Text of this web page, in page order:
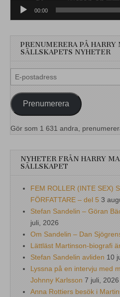
00:00
PRENUMERERA PÅ
SÄLLSKAPETS NYHETER
E-
postadress
Prenumerera
Gör som 1 631 andra,
NYHETER FRÅN HARRY
SÄLLSKAPET
FEM ROLLER (INTE SEX)
FÖRFATTARE – del 5 3
Stefan Sandelin – Göran
juli, 2026
Om Sandelin – Dan
Lättläst Martinson-biografi
Stefan Sandelin avliden 10
Lyssna på en intervju med
Johnny Karlsson 7 juli, 2026
Anna Rottiers besök i